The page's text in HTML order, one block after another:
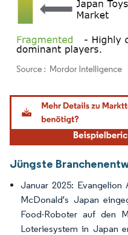
Bild © Mordor Intelligence.
Jüngste
Januar 2025:
McDonald's Japan
Food-Roboter auf den
Loteriesystem in Japan